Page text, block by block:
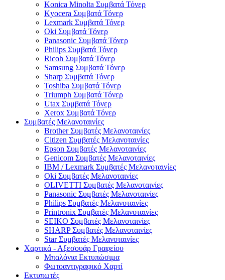
Konica Minolta Συμβατά Τόνερ
Kyocera Συμβατά Τόνερ
Lexmark Συμβατά Τόνερ
Oki Συμβατά Τόνερ
Panasonic Συμβατά Τόνερ
Philips Συμβατά Τόνερ
Ricoh Συμβατά Τόνερ
Samsung Συμβατά Τόνερ
Sharp Συμβατά Τόνερ
Toshiba Συμβατά Τόνερ
Triumph Συμβατά Τόνερ
Utax Συμβατά Τόνερ
Xerox Συμβατά Τόνερ
Συμβατές Μελανοταινίες
Brother Συμβατές Μελανοταινίες
Citizen Συμβατές Μελανοταινίες
Epson Συμβατές Μελανοταινίες
Genicom Συμβατές Μελανοταινίες
IBM / Lexmark Συμβατές Μελανοταινίες
Oki Συμβατές Μελανοταινίες
OLIVETTI Συμβατές Μελανοταινίες
Panasonic Συμβατές Μελανοταινίες
Philips Συμβατές Μελανοταινίες
Printronix Συμβατές Μελανοταινίες
SEIKO Συμβατές Μελανοταινίες
SHARP Συμβατές Μελανοταινίες
Star Συμβατές Μελανοταινίες
Χαρτικά - Αξεσουάρ Γραφείου
Μπαλόνια Εκτυπώσιμα
Φωτοαντιγραφικό Χαρτί
Εκτυπωτές